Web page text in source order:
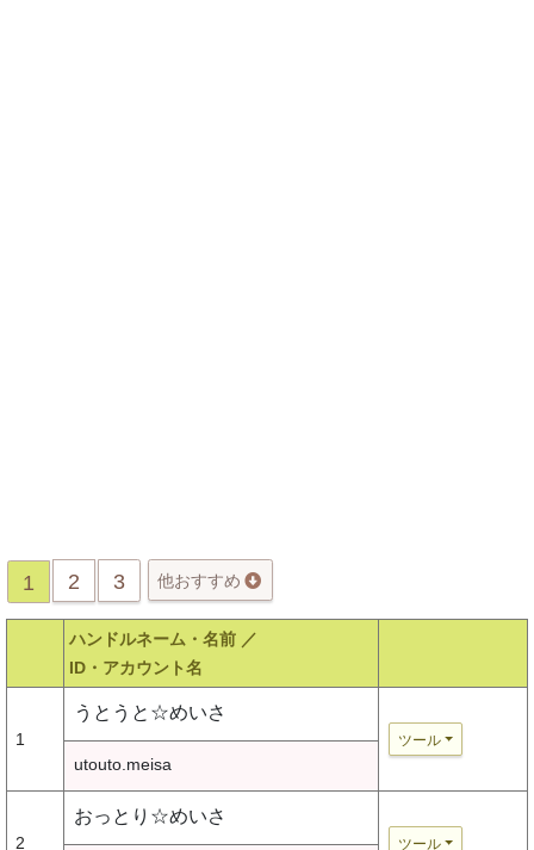
1 2 3 他おすすめ
ハンドルネーム・名前 ／
ID・アカウント名
1
うとうと☆めいさ
ツール
utouto.meisa
2
おっとり☆めいさ
ツール